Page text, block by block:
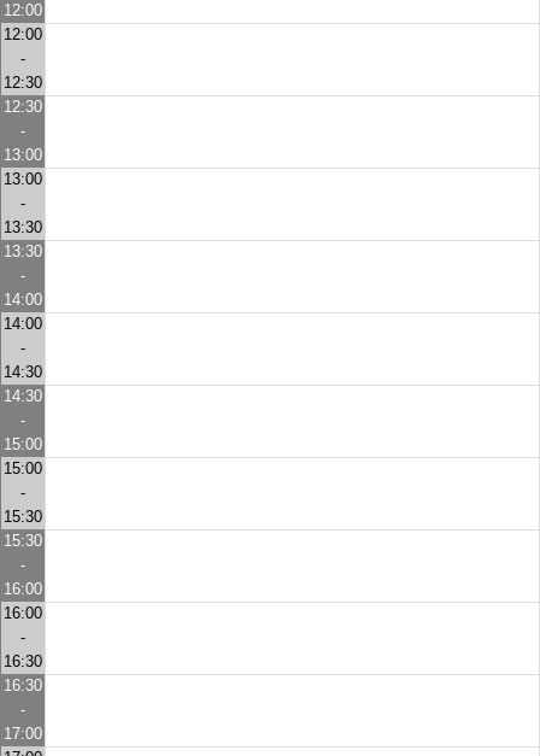
12:00
12:00
-
12:30
12:30
-
13:00
13:00
-
13:30
13:30
-
14:00
14:00
-
14:30
14:30
-
15:00
15:00
-
15:30
15:30
-
16:00
16:00
-
16:30
16:30
-
17:00